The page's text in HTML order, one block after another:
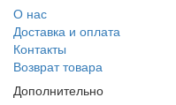
О нас
Доставка и оплата
Контакты
Возврат товара
Дополнительно